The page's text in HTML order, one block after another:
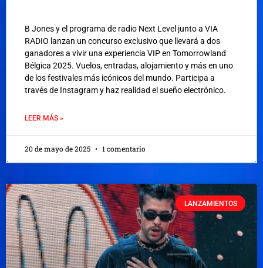
B Jones y el programa de radio Next Level junto a VIA
RADIO lanzan un concurso exclusivo que llevará a dos
ganadores a vivir una experiencia VIP en Tomorrowland
Bélgica 2025. Vuelos, entradas, alojamiento y más en uno
de los festivales más icónicos del mundo. Participa a
través de Instagram y haz realidad el sueño electrónico.
LEER MÁS »
20 de mayo de 2025 1 comentario
LANZAMIENTOS